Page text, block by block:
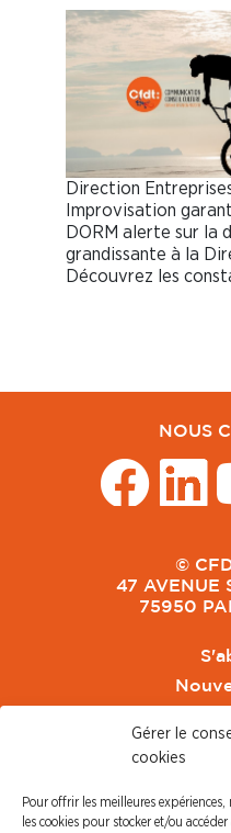
Gérer le
cookies
Pour offrir les meilleures
les cookies pour stocker et/ou
Direction
Improvisation
DORM alerte sur la
grandissante à la
Découvrez les
NOUS
©
47 AVENUE
75950